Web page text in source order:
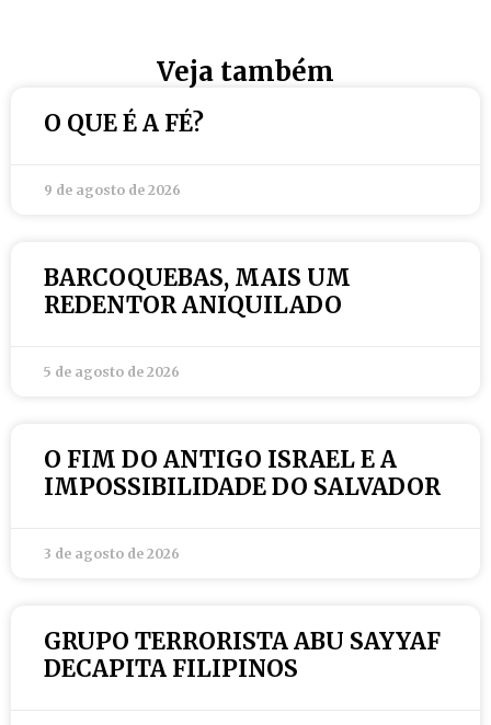
Veja também
O QUE É A FÉ?
9 de agosto de 2026
BARCOQUEBAS, MAIS UM
REDENTOR ANIQUILADO
5 de agosto de 2026
O FIM DO ANTIGO ISRAEL E A
IMPOSSIBILIDADE DO SALVADOR
3 de agosto de 2026
GRUPO TERRORISTA ABU SAYYAF
DECAPITA FILIPINOS